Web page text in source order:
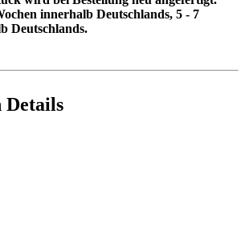
innerhalb Deutschlands, 5 - 7
Deutschlands.
Details